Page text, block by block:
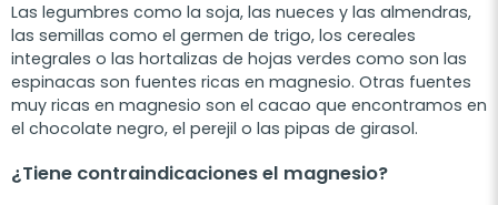
Las legumbres como la soja, las nueces y las almendras,
las semillas como el germen de trigo, los cereales
integrales o las hortalizas de hojas verdes como son las
espinacas son fuentes ricas en magnesio. Otras fuentes
muy ricas en magnesio son el cacao que encontramos en
el chocolate negro, el perejil o las pipas de girasol.
¿Tiene contraindicaciones el magnesio?